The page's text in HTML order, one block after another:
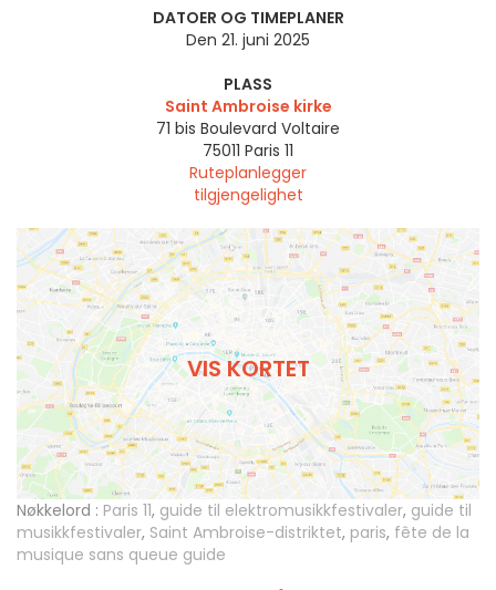
DATOER OG TIMEPLANER
Den 21. juni 2025
PLASS
Saint Ambroise kirke
71 bis Boulevard Voltaire
75011 Paris 11
Ruteplanlegger
tilgjengelighet
VIS KORTET
Nøkkelord : Paris 11, guide til elektromusikkfestivaler, guide til
musikkfestivaler, Saint Ambroise-distriktet, paris, fête de la
musique sans queue guide